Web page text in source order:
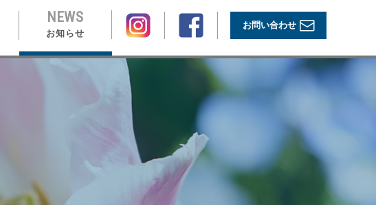
NEWS
お知らせ
お問い合わせ